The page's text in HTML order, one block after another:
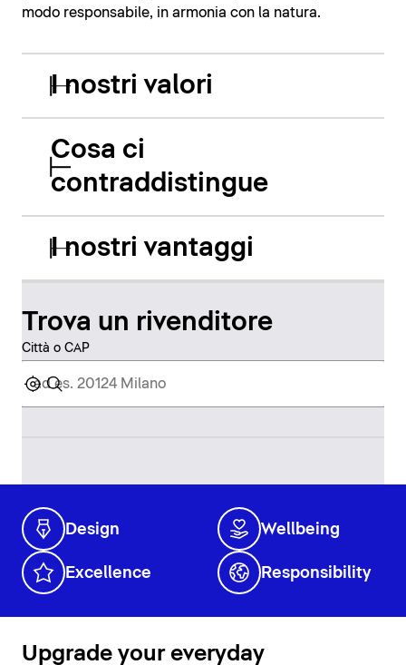
modo responsabile, in armonia con la natura.
I nostri valori
Cosa ci
contraddistingue
I nostri vantaggi
Trova un rivenditore
Città o CAP
Design Wellbeing
Excellence Responsibility
Upgrade your everyday